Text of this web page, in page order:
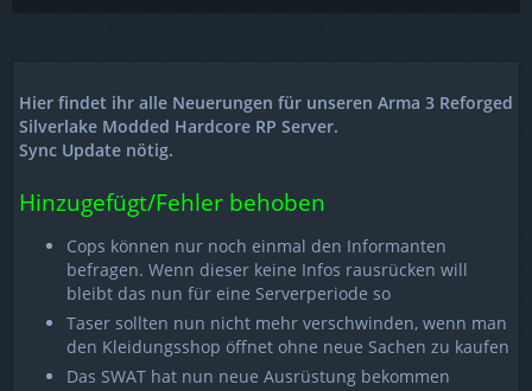
Hier findet ihr alle Neuerungen für unseren Arma 3 Reforged
Silverlake Modded Hardcore RP Server.
Sync Update nötig.
Hinzugefügt/Fehler behoben
Cops können nur noch einmal den Informanten
befragen. Wenn dieser keine Infos rausrücken will
bleibt das nun für eine Serverperiode so
Taser sollten nun nicht mehr verschwinden, wenn man
den Kleidungsshop öffnet ohne neue Sachen zu kaufen
Das SWAT hat nun neue Ausrüstung bekommen